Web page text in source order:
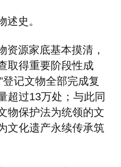
述史。
资源家底基本摸清，
取得重要阶段性成
登记文物全部完成复
超过13万处；与此同
物保护法为统领的文
文化遗产永续传承筑